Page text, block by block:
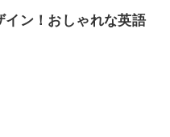
イン！おしゃれな英語